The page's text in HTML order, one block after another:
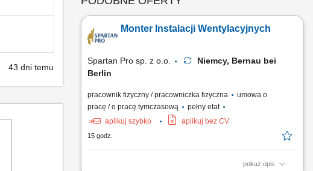
43 dni temu
Monter Instalacji Wentylacyjnych
Spartan Pro sp. z o.o.
Niemcy, Bernau bei
Berlin
pracownik fizyczny / pracowniczka fizyczna
umowa o
pracę / o pracę tymczasową
pełny etat
aplikuj szybko
aplikuj bez CV
15 godz.
pokaż opis